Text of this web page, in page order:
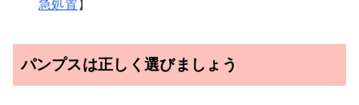
急処置 】
パンプスは正しく選びましょう